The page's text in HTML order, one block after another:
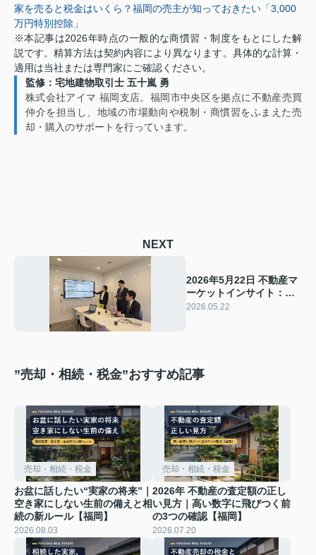
家を売ると税金はいくら？福岡の売主が知っておきたい「3,000
万円特別控除」
※本記事は2026年時点の一般的な商慣習・制度をもとにした解
説です。精算方法は契約内容により異なります。具体的な計算・
適用は当社または専門家にご確認ください。
監修：宅地建物取引士 五十嵐 勇
株式会社アイマ 福岡支店。福岡市中央区を拠点に不動産売買
仲介を担当し、地域の市場動向や税制・商慣習をふまえた売
却・購入のサポートを行っています。
NEXT
2026年5月22日 不動産マ
ーケットインサイト：金
利上昇局面における売買
2026.05.22
”売却・相続・税金”おすすめ記事
売却・相続・税金
お盆に話したい“実家の将来”｜
空き家にしない生前の備えと相
続の新ルール【福岡】
2026.08.03
売却・相続・税金
2026年 不動産の査定額の正し
い見方｜高い数字に飛びつく前
の3つの確認【福岡】
2026.07.20